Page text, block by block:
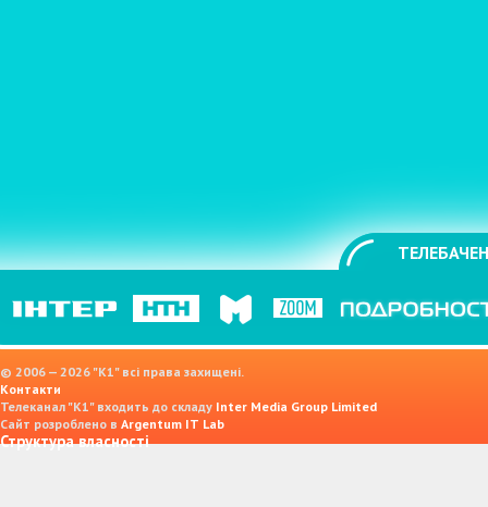
© 2006 — 2026 "K1" всі права захищені.
Контакти
Телеканал "К1" входить до складу Inter Media Group Limited
Сайт розроблено в Argentum IT Lab
Структура власності